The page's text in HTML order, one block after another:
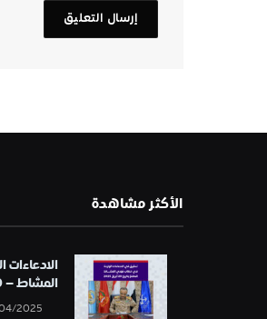
الأكثر مشاهدة
المشاط – 20 أبريل 2025
2025